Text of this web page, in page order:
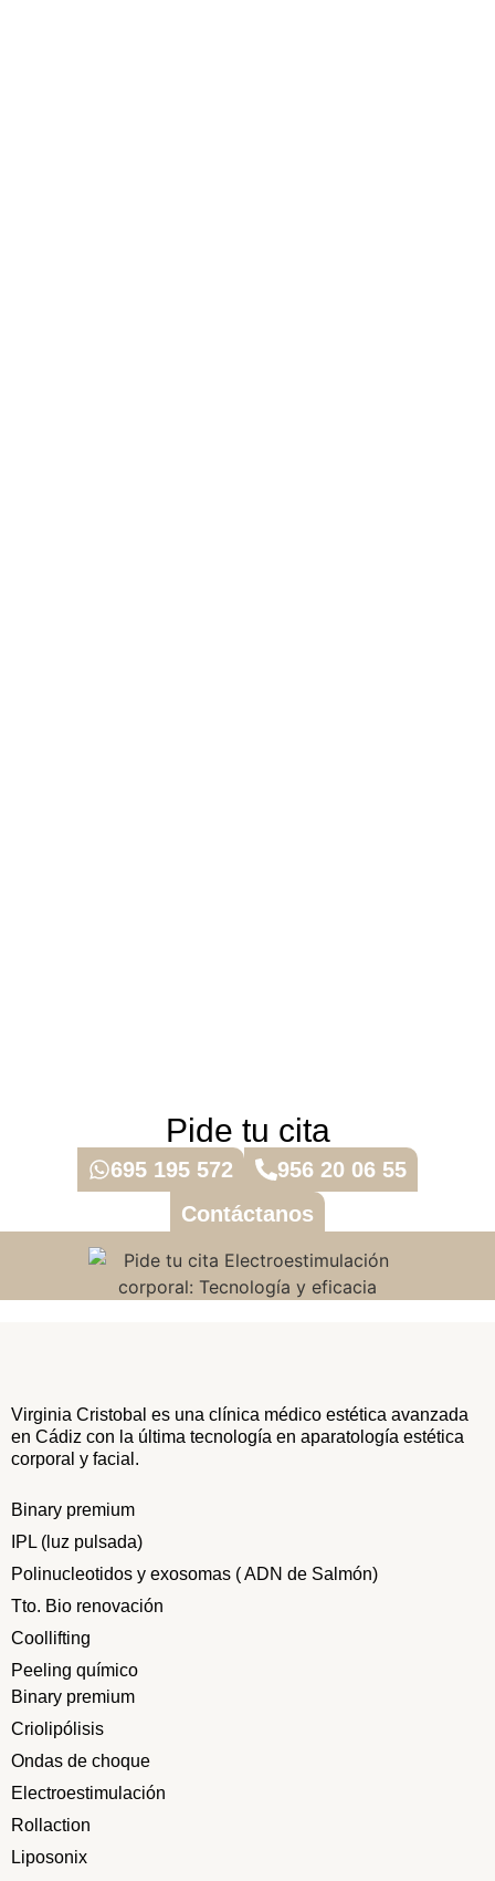
Pide tu cita
695 195 572
956 20 06 55
Contáctanos
Virginia Cristobal es una clínica médico estética avanzada
en Cádiz con la última tecnología en aparatología estética
corporal y facial.
Binary premium
IPL (luz pulsada)
Polinucleotidos y exosomas ( ADN de Salmón)
Tto. Bio renovación
Coollifting
Peeling químico
Binary premium
Criolipólisis
Ondas de choque
Electroestimulación
Rollaction
Liposonix